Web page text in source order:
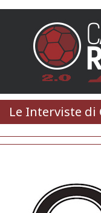
Le Interviste di